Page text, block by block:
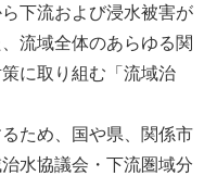
下流および浸水被害が
流域全体のあらゆる関
に取り組む「流域治
ため、国や県、関係市
水協議会・下流圏域分